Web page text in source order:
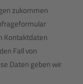
zukommen
Kontaktdaten
Fall von
Daten geben wir